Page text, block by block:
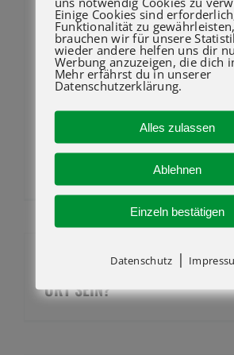
WELCHE REGIONEN DECKT
ATG deckt mit seinen
Aussendienstmonteuren alle
Postleitzahlen zwischen
97999 ab. Bei weiteren
Sie sicher gerne an +49
20 wenden. Hier finden Sie
WIE SCHNELL KANN EIN
ORT SEIN?
Einige Cookies sind
Funktionalität zu
brauchen wir für unsere
wieder andere helfen uns dir
Werbung anzuzeigen, die dich
Mehr erfährst du in unserer
Datenschutzerklärung.
Alles zulassen
Ablehnen
Einzeln bestätigen
Datenschutz |